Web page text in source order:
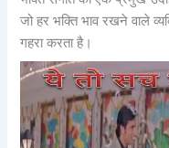
जो हर भक्ति भाव रखने वाले
गहरा करता है।